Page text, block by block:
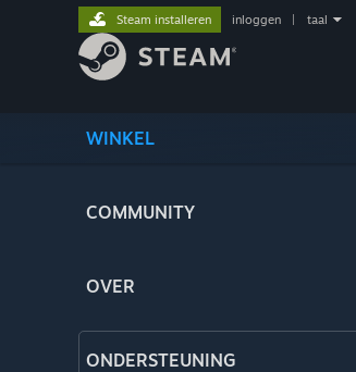
WINKEL
COMMUNITY
OVER
ONDERSTEUNING
Steam installeren inloggen taal